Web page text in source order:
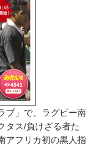
ブ」で、ラグビー南
タス/負けざる者た
アフリカ初の黒人指